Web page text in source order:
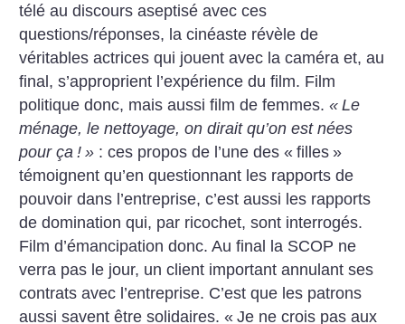
télé au discours aseptisé avec ces
questions/réponses, la cinéaste révèle de
véritables actrices qui jouent avec la caméra et, au
final, s’approprient l’expérience du film. Film
politique donc, mais aussi film de femmes.« Le
ménage, le nettoyage, on dirait qu’on est nées
pour ça ! » : ces propos de l’une des « filles »
témoignent qu’en questionnant les rapports de
pouvoir dans l’entreprise, c’est aussi les rapports
de domination qui, par ricochet, sont interrogés.
Film d’émancipation donc. Au final la SCOP ne
verra pas le jour, un client important annulant ses
contrats avec l’entreprise. C’est que les patrons
aussi savent être solidaires. « Je ne crois pas aux